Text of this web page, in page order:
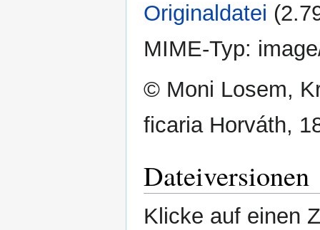
Originaldatei
MIME-Typ:
© Moni Losem,
ficaria Horváth,
Dateiversionen
Klicke auf einen